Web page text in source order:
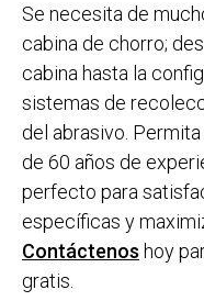
Se necesita de
cabina de chorro;
cabina hasta la
sistemas de
del abrasivo.
de 60 años de
perfecto para
específicas y
Contáctenos hoy
gratis.